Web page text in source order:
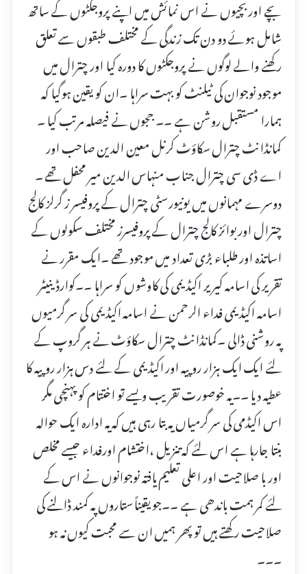
بچے اور بچیوں نے اس نمائش میں اپنے پروجکٹوں کے ساتھ
شامل ہوئے دو دن تک زندگی کے مختلف طبقوں سے تعلق
رکھنے والے لوگوں نے پروجکٹوں کا دورہ کیا اور چترال میں
موجود نوجوان کی ٹیلنٹ کو بہت سراہا ۔ان کو یقین ہوگیا کہ
ہمارا مستقبل روشن ہے ۔۔ ججوں نے فیصلہ مرتب کیا ۔
کمانڈانٹ چترال سکاؤٹ کرنل معین الدین صاحب اور
اے ڈی سی چترال جناب منہاس الدین میر محفل تھے ۔
دوسرے مہمانوں میں یونیورسٹی چترال کے پروفیسر ز گرلز کالج
چترال اور بوائز کالج چترال کے پروفیسرز مختلف سکولوں کے
اساتذہ اور طلباء بڑی تعداد میں موجود تھے ۔ایک مقرر نے
تقریر کی اسامہ کیریر اکیڈیمی کی کاوشوں کو سراہا ۔۔کوارڈینیٹر
اسامہ اکیڈیمی فداء الرحمن نے اسامہ اکیڈیمی کی سر گرمیوں
پہ روشنی ڈالی ۔کمانڈانٹ چترال سکاؤٹ نے ہر گروپ کے
لئے ایک ایک ہزار روپیہ اور اکیڈیمی کے لئے دس ہزار روپیہ کا
عطیہ دیا ۔۔یہ خوصورت تقریب ویسے تو اختتام کو پہنچی مگر
اس اکیڈمی کی سر گرمیاں یہ بتا رہی ہیں کہ یہ ادارہ ایک حوالہ
بنتا جارہا ہے اس لئے کہ تنزیل ،اختشام اورفداء جیسے مخلص
اور با صلاحیت اور اعلی تعلیم یافتہ نوجوانوں نے اس کے
لئے کمر ہمت باندھی ہے ۔۔جو یقیناًستاروں پہ کمند ڈالنے کی
صلاحیت رکھتے ہیں تو پھر ہمیں ان سے محبت کیوں نہ ہو
۔۔۔